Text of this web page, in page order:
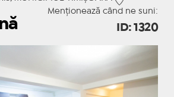
Menționează când ne suni:
ID: 1320